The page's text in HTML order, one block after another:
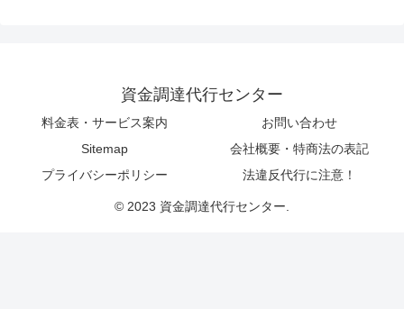
資金調達代行センター
料金表・サービス案内
お問い合わせ
Sitemap
会社概要・特商法の表記
プライバシーポリシー
法違反代行に注意！
© 2023 資金調達代行センター.